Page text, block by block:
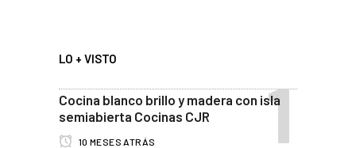
LO + VISTO
Cocina blanco brillo y madera con isla
semiabierta Cocinas CJR
10 MESES ATRÁS